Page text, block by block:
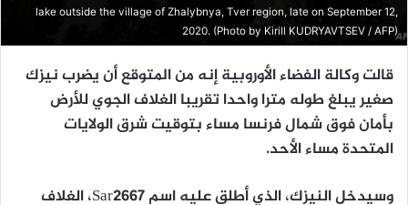
lake outside the village of Zhalybnya, Tver region, late on September 12,
2020. (Photo by Kirill KUDRYAVTSEV / AFP)
قالت وكالة الفضاء الأوروبية إنه من المتوقع أن يضرب نيزك
صغير يبلغ طوله مترا واحدا تقريبا الغلاف الجوي للأرض
بأمان فوق شمال فرنسا مساء بتوقيت شرق الولايات
المتحدة مساء الأحد.
وسيدخل النيزك، الذي أطلق عليه اسم Sar2667، الغلاف